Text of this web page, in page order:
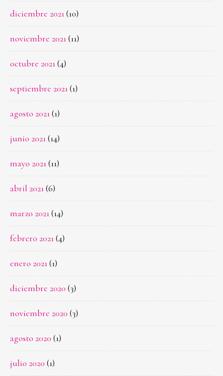
diciembre 2021(10)
noviembre 2021(11)
octubre 2021(4)
septiembre 2021(1)
agosto 2021(1)
junio 2021(14)
mayo 2021(11)
abril 2021(6)
marzo 2021(14)
febrero 2021(4)
enero 2021(1)
diciembre 2020 (3)
noviembre 2020 (3)
agosto 2020 (1)
julio 2020 (1)